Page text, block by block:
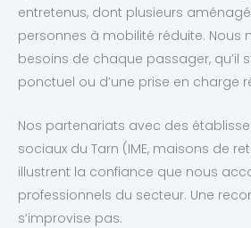
entretenus, dont plusieurs
personnes à mobilité réduite. Nous
besoins de chaque passager, qu’il
ponctuel ou d’une prise en charge
Nos partenariats avec des
sociaux du Tarn (IME, maisons de
illustrent la confiance que nous
professionnels du secteur. Une
s’improvise pas.